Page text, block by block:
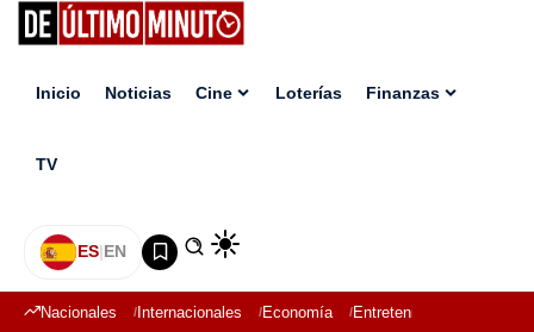
Inicio Noticias Cine Loterías Finanzas
TV
ES|EN
Nacionales Internacionales Economía Entretenimiento